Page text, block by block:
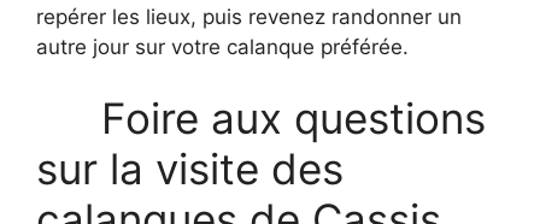
repérer les lieux, puis revenez randonner un
autre jour sur votre calanque préférée.
Foire aux questions
sur la visite des